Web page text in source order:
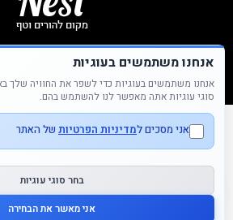
Nest &copy כל הזכויות שמורות
אנחנו משתמשים בעוגיות
אנחנו משתמשים בעוגיות כדי לשפר את החוויה שלך
סוגי עוגיות אתה מאפשר לנו להשתמש בהם.
אני מסכים למדיניות הפרטיות של האתר
בחר סוגי עוגיות
אני מאשר את הבחירה